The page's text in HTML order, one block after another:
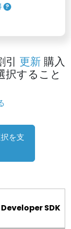
引 更新 購入
択すること
を支
Developer SDK